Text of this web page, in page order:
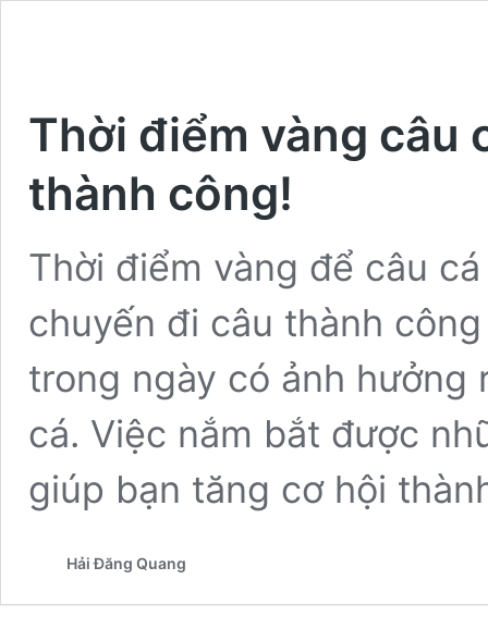
Thời điểm vàng câu
thành công!
Thời điểm vàng để câu
chuyến đi câu thành
trong ngày có ảnh hưởng
cá. Việc nắm bắt được
giúp bạn tăng cơ hội
Hải Đăng Quang